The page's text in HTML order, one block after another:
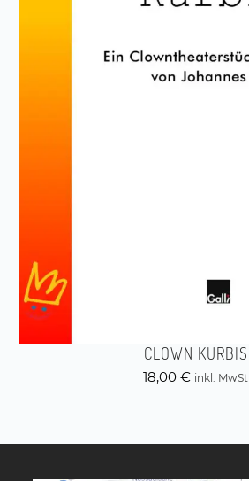
CLOWN KÜRBIS
18,00 € inkl. MwSt